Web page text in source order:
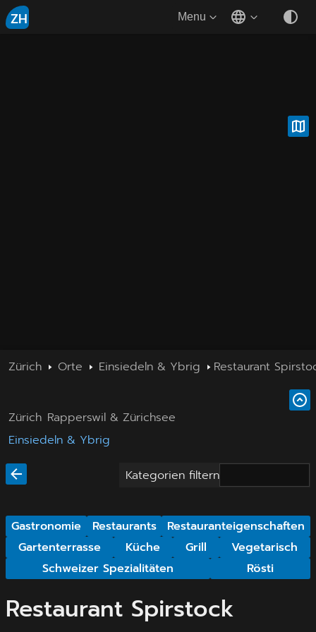
ZH Menu
Zürich Orte Einsiedeln & Ybrig Restaurant
Zürich Rapperswil & Zürichsee
Einsiedeln & Ybrig
Kategorien filtern
Gastronomie Restaurants
Restauranteigenschaften
Gartenterrasse
Küche Grill
Vegetarisch
Schweizer Spezialitäten
Rösti
Restaurant Spirstock